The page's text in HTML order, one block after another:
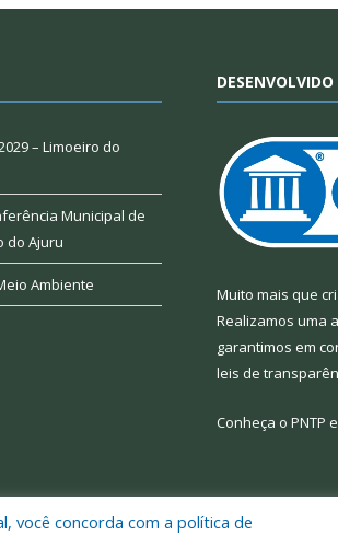
– Limoeiro do
Municipal de
do Ajuru
Ambiente Muito mais que
Realizamos uma
garantimos em
leis de
Conheça o PNTP
você concorda com a política de